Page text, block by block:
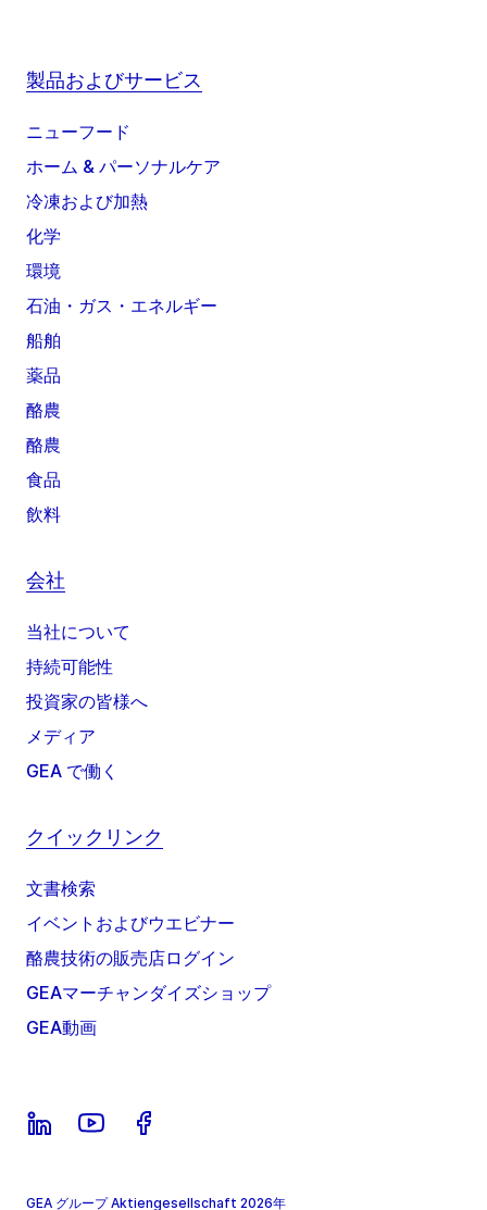
製品およびサービス
ニューフード
ホーム & パーソナルケア
冷凍および加熱
化学
環境
石油・ガス・エネルギー
船舶
薬品
酪農
酪農
食品
飲料
会社
当社について
持続可能性
投資家の皆様へ
メディア
GEA で働く
クイックリンク
文書検索
イベントおよびウエビナー
酪農技術の販売店ログイン
GEAマーチャンダイズショップ
GEA動画
GEA グループ Aktiengesellschaft 2026年